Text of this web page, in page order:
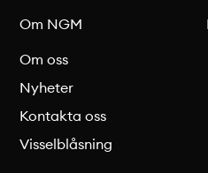
Om NGM
Om oss
Nyheter
Kontakta oss
Visselblåsning